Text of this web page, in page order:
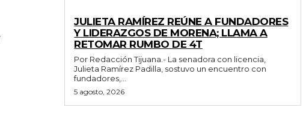
JULIETA RAMÍREZ REÚNE A FUNDADORES
Y LIDERAZGOS DE MORENA; LLAMA A
RETOMAR RUMBO DE 4T
Por Redacción Tijuana.- La senadora con licencia,
Julieta Ramírez Padilla, sostuvo un encuentro con
fundadores,...
5 agosto, 2026